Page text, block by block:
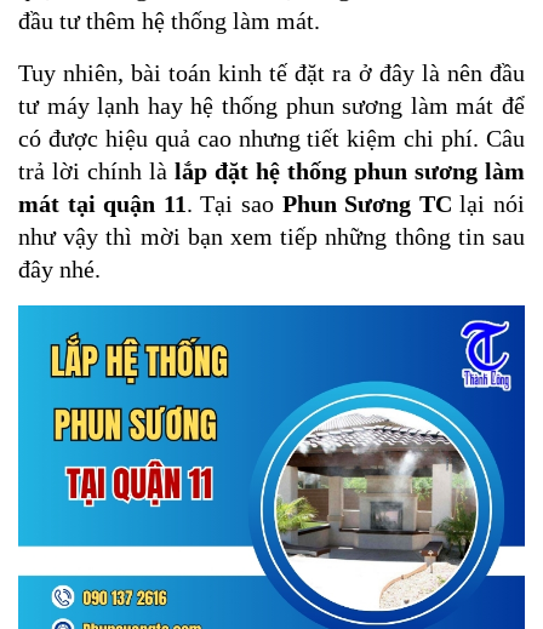
đầu tư thêm hệ thống làm mát.
Tuy nhiên, bài toán kinh tế đặt ra ở đây là nên đầu
tư máy lạnh hay hệ thống phun sương làm mát để
có được hiệu quả cao nhưng tiết kiệm chi phí. Câu
trả lời chính là lắp đặt hệ thống phun sương làm
mát tại quận 11. Tại sao Phun Sương TC lại nói
như vậy thì mời bạn xem tiếp những thông tin sau
đây nhé.